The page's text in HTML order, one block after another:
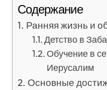
Содержание
Ранняя жизнь и
Детство в
Обучение в
Иерусалим
Основные